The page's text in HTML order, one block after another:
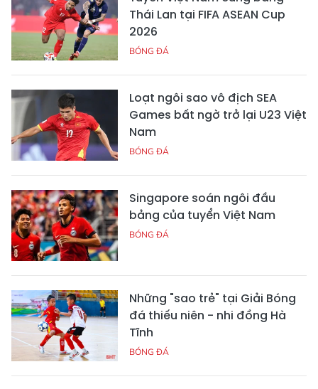
Thái Lan tại FIFA ASEAN Cup
2026
BÓNG ĐÁ
Loạt ngôi sao vô địch SEA
Games bất ngờ trở lại U23 Việt
Nam
BÓNG ĐÁ
Singapore soán ngôi đầu
bảng của tuyển Việt Nam
BÓNG ĐÁ
Những "sao trẻ" tại Giải Bóng
đá thiếu niên - nhi đồng Hà
Tĩnh
BÓNG ĐÁ